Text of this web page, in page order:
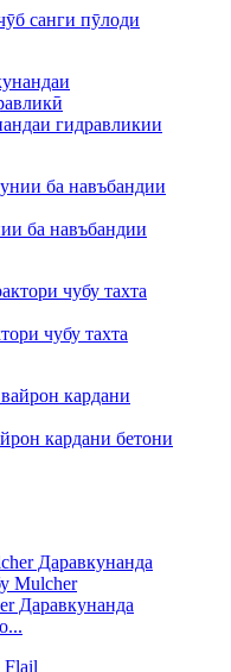
санги пӯлоди
гидравликии
ба навъбандии
чубу тахта
кардани бетони
Даравкунанда